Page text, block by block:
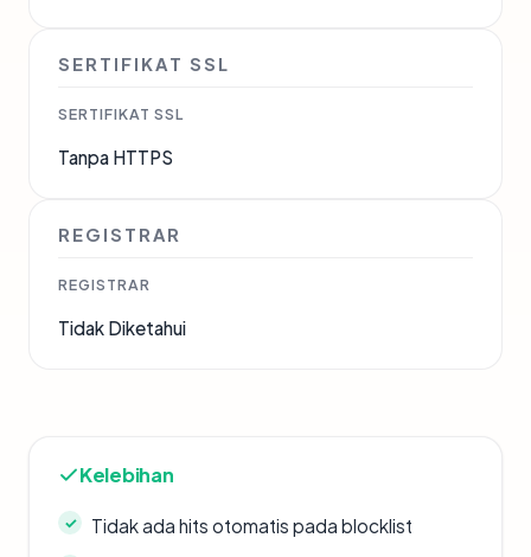
SERTIFIKAT SSL
SERTIFIKAT SSL
Tanpa HTTPS
REGISTRAR
REGISTRAR
Tidak Diketahui
Kelebihan
Tidak ada hits otomatis pada blocklist